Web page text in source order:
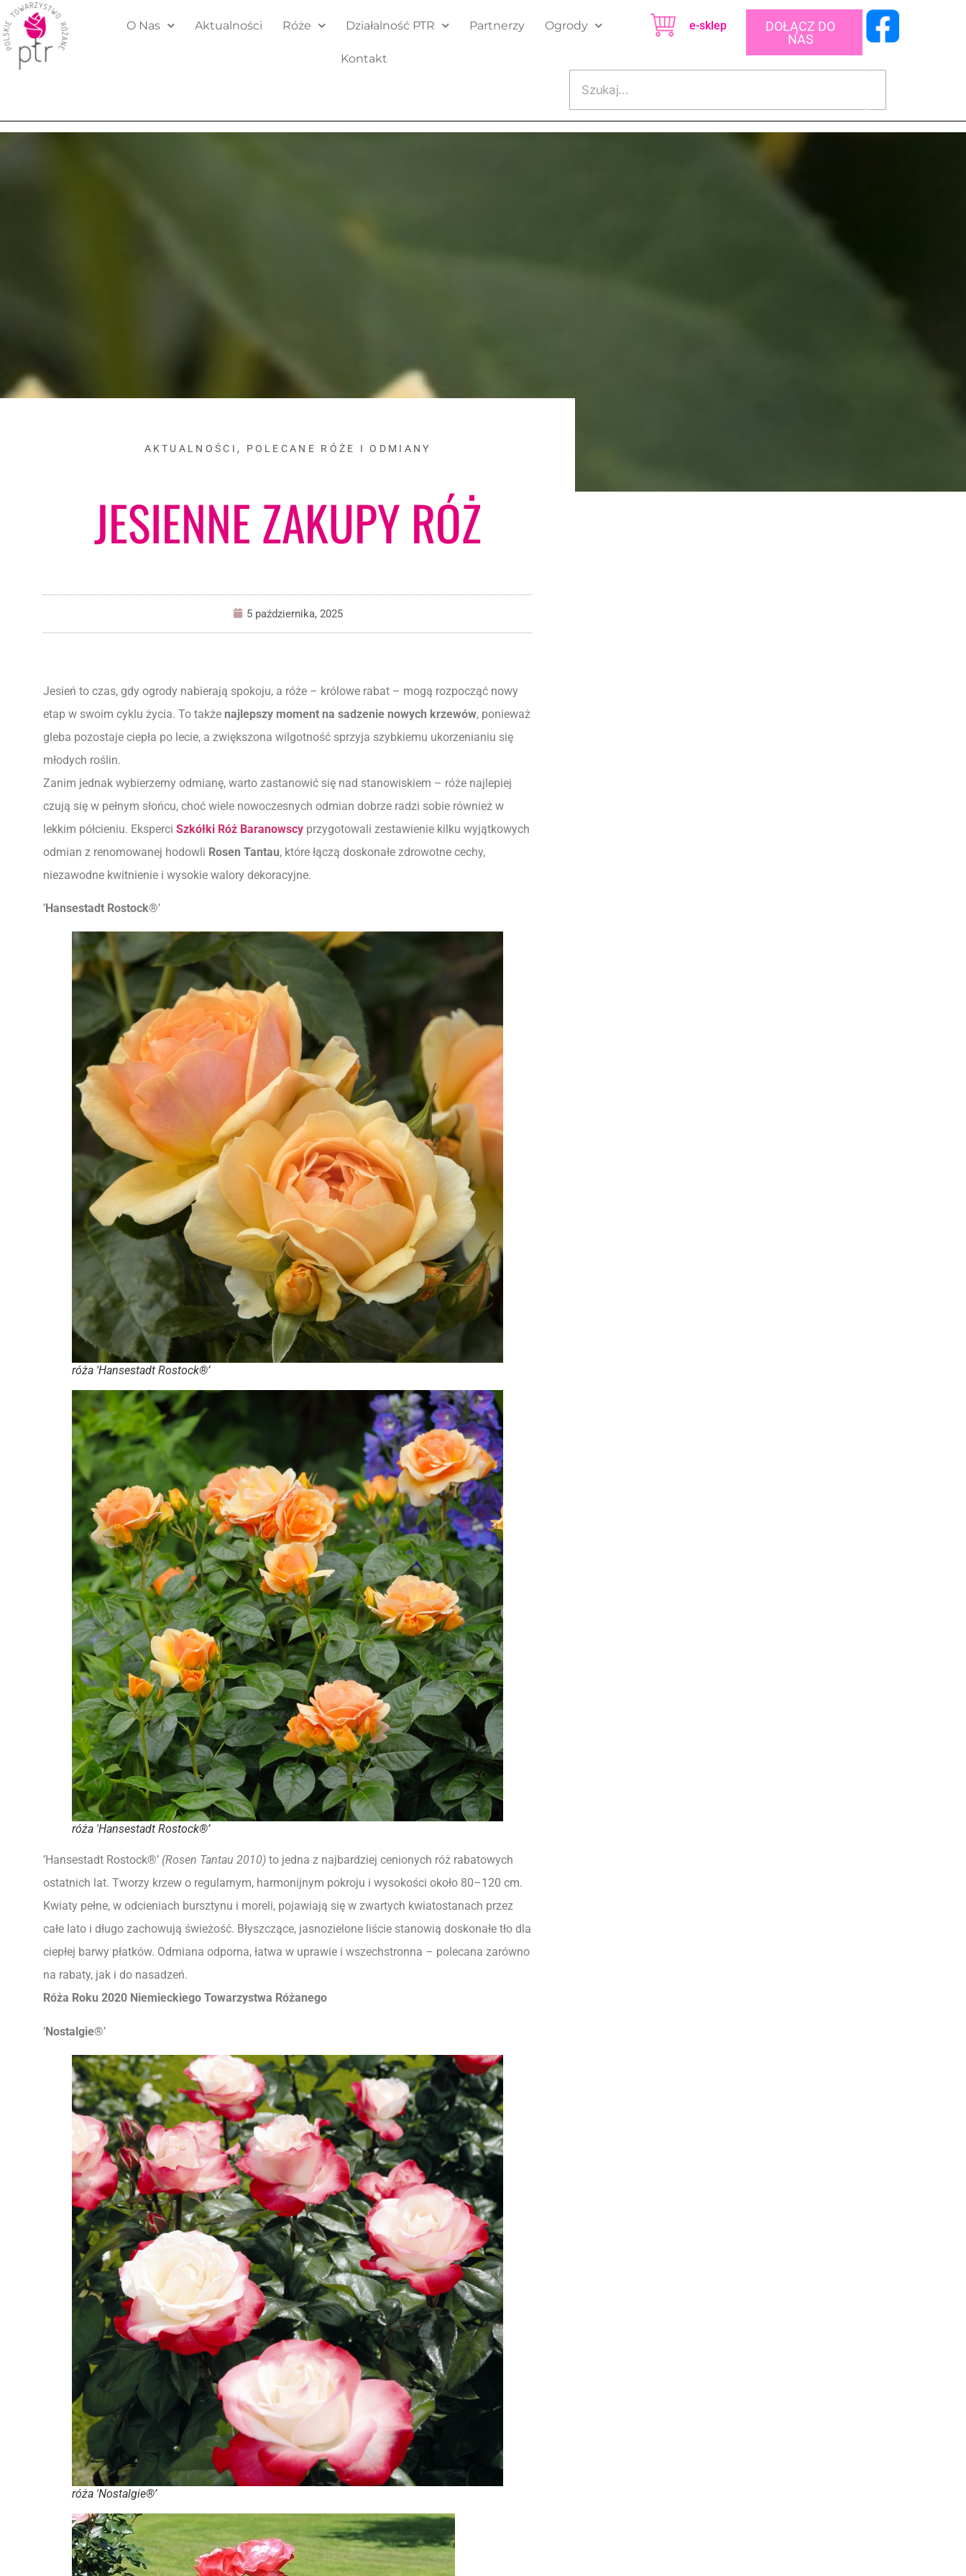
O Nas Aktualności Róże Działalność PTR Partnerzy Ogrody
Kontakt
e-sklep
DOŁĄCZ DO
NAS
AKTUALNOŚCI , POLECANE RÓŻE I ODMIANY
JESIENNE ZAKUPY RÓŻ
5 października, 2025
Jesień to czas, gdy ogrody nabierają spokoju, a róże – królowe rabat – mogą rozpocząć nowy
etap w swoim cyklu życia. To także najlepszy moment na sadzenie nowych krzewów, ponieważ
gleba pozostaje ciepła po lecie, a zwiększona wilgotność sprzyja szybkiemu ukorzenianiu się
młodych roślin.
Zanim jednak wybierzemy odmianę, warto zastanowić się nad stanowiskiem – róże najlepiej
czują się w pełnym słońcu, choć wiele nowoczesnych odmian dobrze radzi sobie również w
lekkim półcieniu. Eksperci Szkółki Róż Baranowscy przygotowali zestawienie kilku wyjątkowych
odmian z renomowanej hodowli Rosen Tantau, które łączą doskonałe zdrowotne cechy,
niezawodne kwitnienie i wysokie walory dekoracyjne.
’Hansestadt Rostock®’
róża 'Hansestadt Rostock®’
róża 'Hansestadt Rostock®’
’Hansestadt Rostock®’ (Rosen Tantau 2010) to jedna z najbardziej cenionych róż rabatowych
ostatnich lat. Tworzy krzew o regularnym, harmonijnym pokroju i wysokości około 80–120 cm.
Kwiaty pełne, w odcieniach bursztynu i moreli, pojawiają się w zwartych kwiatostanach przez
całe lato i długo zachowują świeżość. Błyszczące, jasnozielone liście stanowią doskonałe tło dla
ciepłej barwy płatków. Odmiana odporna, łatwa w uprawie i wszechstronna – polecana zarówno
na rabaty, jak i do nasadzeń.
Róża Roku 2020 Niemieckiego Towarzystwa Różanego
’Nostalgie®’
róża 'Nostalgie®’